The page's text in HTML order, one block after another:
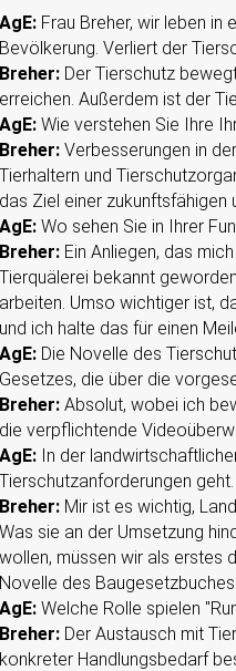
AgE: Frau Breher, wir leben
Bevölkerung. Verliert der
Breher: Der Tierschutz
erreichen. Außerdem ist der
AgE: Wie verstehen Sie Ihre
Breher: Verbesserungen in
Tierhaltern und
das Ziel einer zukunftsfähigen
AgE: Wo sehen Sie in Ihrer
Breher: Ein Anliegen, das
Tierquälerei bekannt
arbeiten. Umso wichtiger ist,
und ich halte das für einen
AgE: Die Novelle des
Gesetzes, die über die
Breher: Absolut, wobei ich
die verpflichtende
AgE: In der
Tierschutzanforderungen
Breher: Mir ist es wichtig,
Was sie an der Umsetzung
wollen, müssen wir als erstes
Novelle des
AgE: Welche Rolle spielen
Breher: Der Austausch mit
konkreter Handlungsbedarf